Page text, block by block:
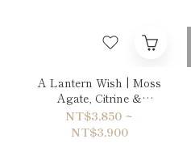
A Lantern Wish | Moss
Agate, Citrine &
Hematite Bracelet
NT$3,850 ~
NT$3,900